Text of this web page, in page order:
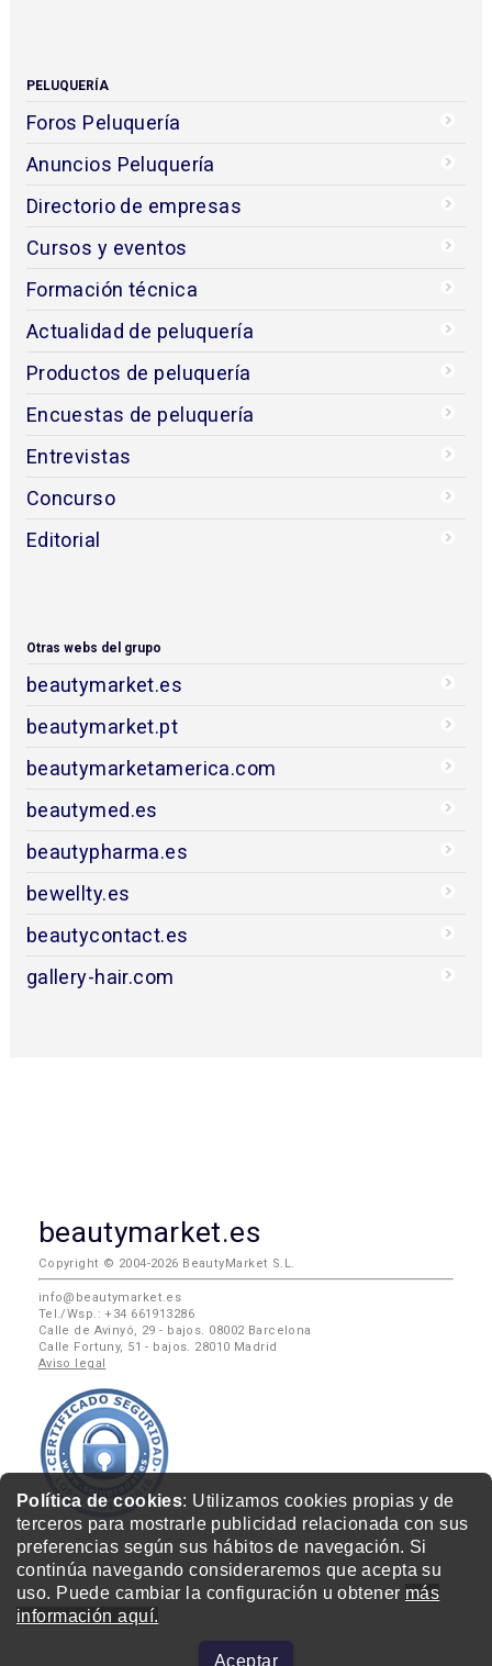
Política de cookies: Utilizamos cookies propias y de
terceros para mostrarle publicidad relacionada con sus
preferencias según sus hábitos de navegación. Si
continúa navegando consideraremos que acepta su
uso. Puede cambiar la configuración u obtener más
información aquí.
Aceptar
PELUQUERÍA
Foros Peluquería
Anuncios Peluquería
Directorio de empresas
Cursos y eventos
Formación técnica
Actualidad de peluquería
Productos de peluquería
Encuestas de peluquería
Entrevistas
Concurso
Editorial
Otras webs del grupo
beautymarket.es
beautymarket.pt
beautymarketamerica.com
beautymed.es
beautypharma.es
bewellty.es
beautycontact.es
gallery-hair.com
beautymarket.es
Copyright © 2004-2026 BeautyMarket S.L.
info@beautymarket.es
Tel./Wsp.: +34 661913286
Calle de Avinyó, 29 - bajos. 08002 Barcelona
Calle Fortuny, 51 - bajos. 28010 Madrid
Aviso legal